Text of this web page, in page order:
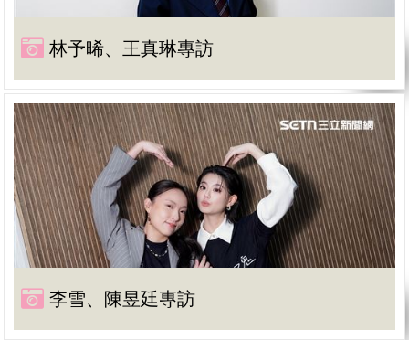
林予晞、王真琳專訪
李雪、陳昱廷專訪